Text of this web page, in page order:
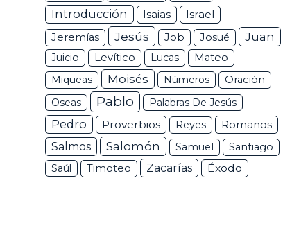
Introducción Isaias Israel
Jeremías Jesús Job Josué Juan
Juicio Levítico Lucas
Mateo
Miqueas
Moisés Números
Oración
Oseas
Pablo Palabras De Jesús
Pedro Proverbios Reyes
Romanos
Salmos
Salomón Samuel
Santiago
Saúl
Timoteo Zacarías Éxodo